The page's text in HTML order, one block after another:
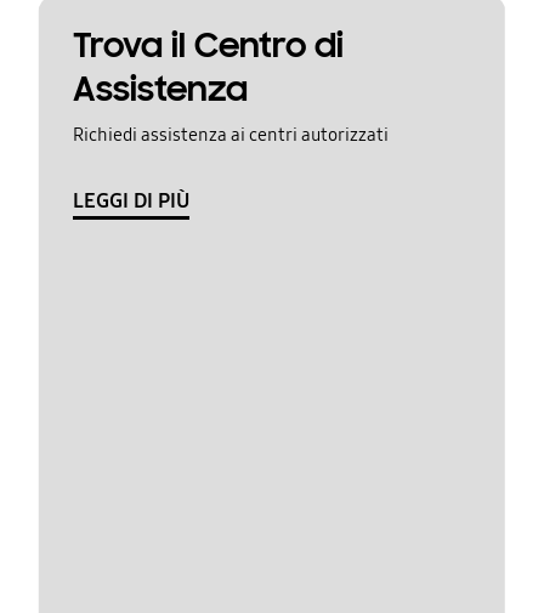
Trova il Centro di
Assistenza
Richiedi assistenza ai centri autorizzati
LEGGI DI PIÙ